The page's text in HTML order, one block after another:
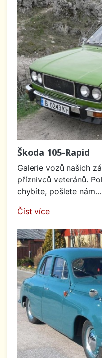
Škoda 105-Rapid
Galerie vozů našich
příznivců veteránů.
chybíte, pošlete nám...
Číst více